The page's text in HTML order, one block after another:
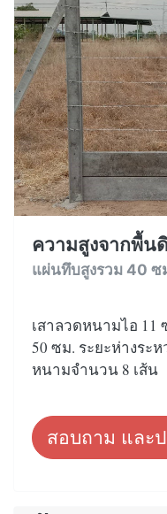
ความสูงจากพื้น
แผ่นทึบสูงรวม 40 ซ
เสาลวดหนามไอ 11
50 ซม. ระยะห่างระห
หนามจำนวน 8 เส้น
สอบถาม และ